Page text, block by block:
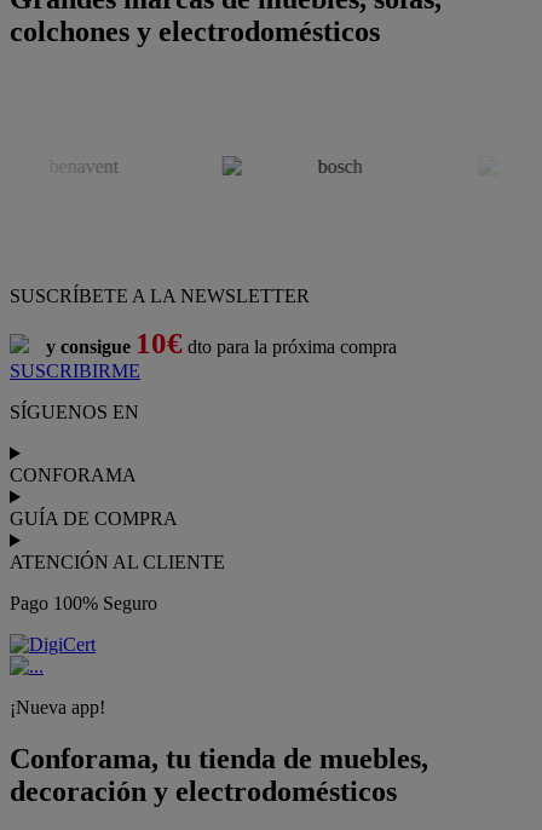
colchones y electrodomésticos
SUSCRÍBETE A LA NEWSLETTER
y consigue 10€ dto para la próxima compra
SUSCRIBIRME
SÍGUENOS EN
CONFORAMA
GUÍA DE COMPRA
ATENCIÓN AL CLIENTE
Pago 100% Seguro
¡Nueva app!
Conforama, tu tienda de muebles,
decoración y electrodomésticos